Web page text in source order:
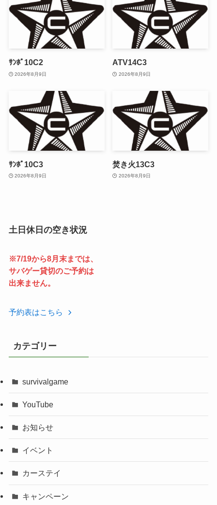
ｻﾝﾎﾟ10C2
2026年8月9日
ATV14C3
2026年8月9日
ｻﾝﾎﾟ10C3
2026年8月9日
焚き火13C3
2026年8月9日
土日休日の空き状況
※7/19から8月末までは、
サバゲー貸切のご予約は
出来ません。
予約表はこちら
カテゴリー
survivalgame
YouTube
お知らせ
イベント
カーステイ
キャンペーン